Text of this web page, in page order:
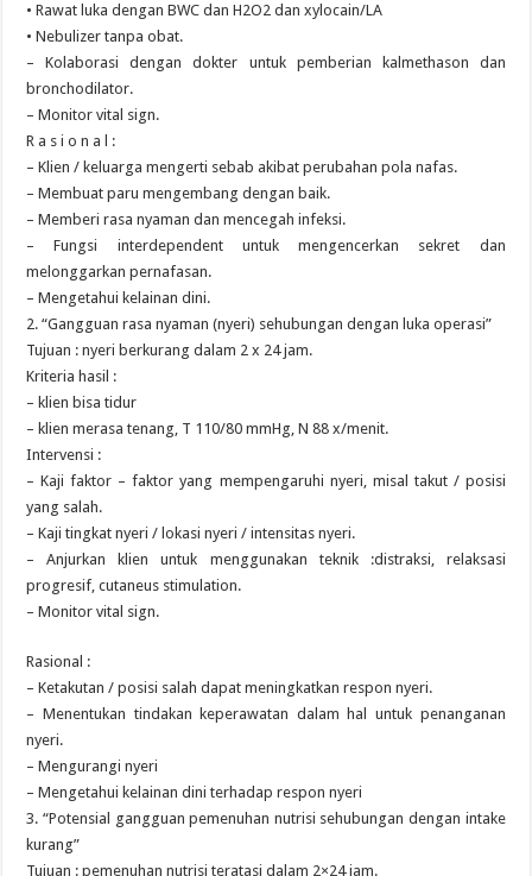
• Rawat luka dengan BWC dan H2O2 dan xylocain/LA
• Nebulizer tanpa obat.
– Kolaborasi dengan dokter untuk pemberian kalmethason dan
bronchodilator.
– Monitor vital sign.
R a s i o n a l :
– Klien / keluarga mengerti sebab akibat perubahan pola nafas.
– Membuat paru mengembang dengan baik.
– Memberi rasa nyaman dan mencegah infeksi.
– Fungsi interdependent untuk mengencerkan sekret dan
melonggarkan pernafasan.
– Mengetahui kelainan dini.
2. “Gangguan rasa nyaman (nyeri) sehubungan dengan luka operasi”
Tujuan : nyeri berkurang dalam 2 x 24 jam.
Kriteria hasil :
– klien bisa tidur
– klien merasa tenang, T 110/80 mmHg, N 88 x/menit.
Intervensi :
– Kaji faktor – faktor yang mempengaruhi nyeri, misal takut / posisi
yang salah.
– Kaji tingkat nyeri / lokasi nyeri / intensitas nyeri.
– Anjurkan klien untuk menggunakan teknik :distraksi, relaksasi
progresif, cutaneus stimulation.
– Monitor vital sign.
Rasional :
– Ketakutan / posisi salah dapat meningkatkan respon nyeri.
– Menentukan tindakan keperawatan dalam hal untuk penanganan
nyeri.
– Mengurangi nyeri
– Mengetahui kelainan dini terhadap respon nyeri
3. “Potensial gangguan pemenuhan nutrisi sehubungan dengan intake
kurang”
Tujuan : pemenuhan nutrisi teratasi dalam 2×24 jam.